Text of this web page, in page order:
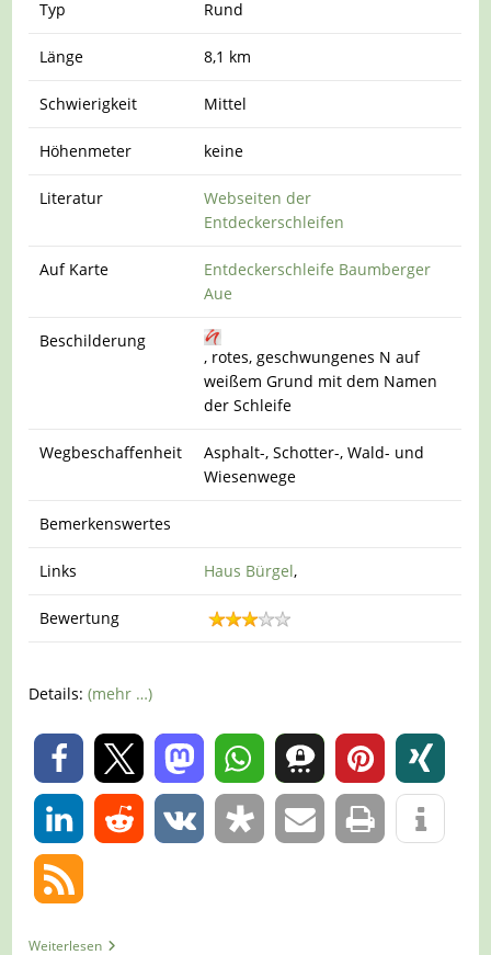
Typ Rund
Länge 8,1 km
Schwierigkeit Mittel
Höhenmeter keine
Literatur
Webseiten der
Entdeckerschleifen
Auf Karte
Entdeckerschleife Baumberger
Aue
Beschilderung
, rotes, geschwungenes N auf
weißem Grund mit dem Namen
der Schleife
Wegbeschaffenheit
Asphalt-, Schotter-, Wald- und
Wiesenwege
Bemerkenswertes
Links Haus Bürgel,
Bewertung
Details:(mehr …)
0
0
WeiterlesenTour